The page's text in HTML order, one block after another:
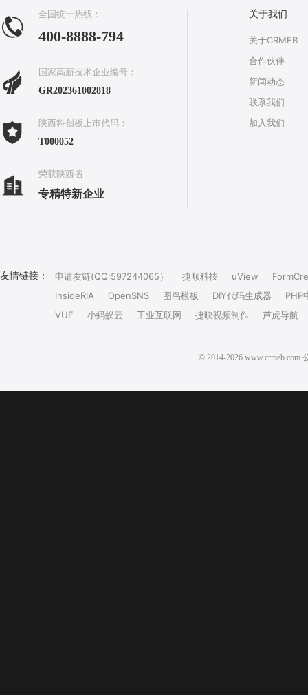
全国统一热线：
400-8888-794
国家高新技术企业编号：
GR202361002818
陕西科创板上市代码：
T000052
荣获陕西省
专精特新企业
关于我们
关于CRMEB
合作伙伴
新闻动态
联系我们
加入我们
友情链接： 申请友链(QQ:597244065） 捷顺科技 uView
InsideRIA
OpenSNS 图鸟模板 DIY代码生成器
PHP
VUE
小蚂蚁云 工业互联网 捷映视频制作 芦虎导航
© 2014-2026